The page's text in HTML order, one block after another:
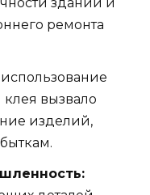
ремонта
использование
вызвало
изделий,